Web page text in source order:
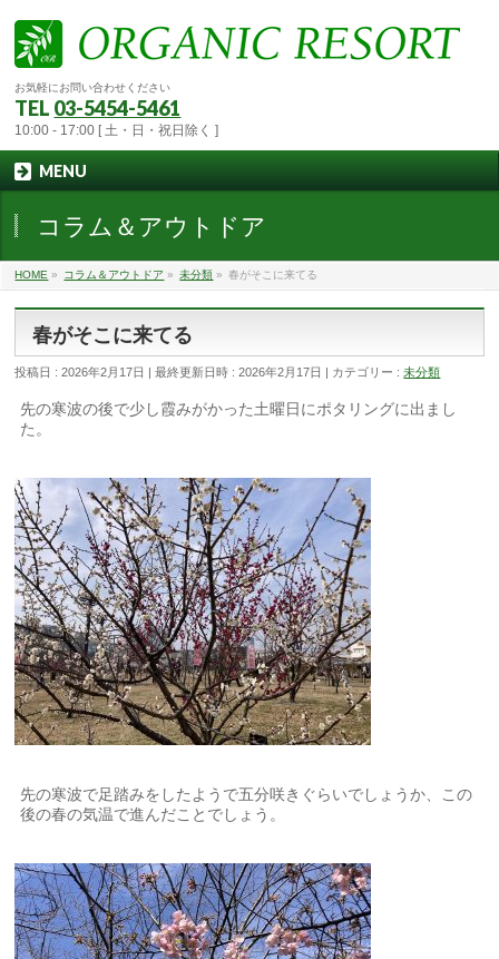
お気軽にお問い合わせください
TEL 03-5454-5461
10:00 - 17:00 [ 土・日・祝日除く ]
MENU
コラム＆アウトドア
HOME » コラム＆アウトドア » 未分類 » 春がそこに来てる
春がそこに来てる
投稿日 : 2026年2月17日 最終更新日時 : 2026年2月17日 カテゴリー :未分類
先の寒波の後で少し霞みがかった土曜日にポタリングに出まし
た。
先の寒波で足踏みをしたようで五分咲きぐらいでしょうか、この
後の春の気温で進んだことでしょう。